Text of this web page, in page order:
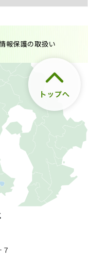
報保護の取扱い